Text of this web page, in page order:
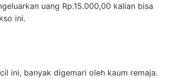
uang Rp.15.000,00 kalian bisa
ini.
ini, banyak digemari oleh kaum remaja.